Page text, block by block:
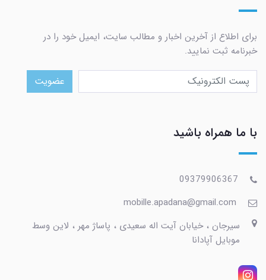
برای اطلاع از آخرین اخبار و مطالب سایت، ایمیل خود را در
خبرنامه ثبت نمایید.
عضویت
با ما همراه باشید
09379906367
mobille.apadana@gmail.com
سیرجان ، خیابان آیت اله سعیدی ، پاساژ مهر ، لاین وسط
موبایل آپادانا